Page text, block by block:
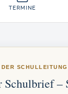
TERMINE
SCHULLEITUNG
–